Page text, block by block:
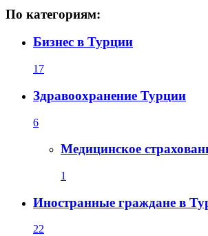
По категориям:
Бизнес в Турции
17
Здравоохранение Турции
6
Медицинское
1
Иностранные граждане в
22